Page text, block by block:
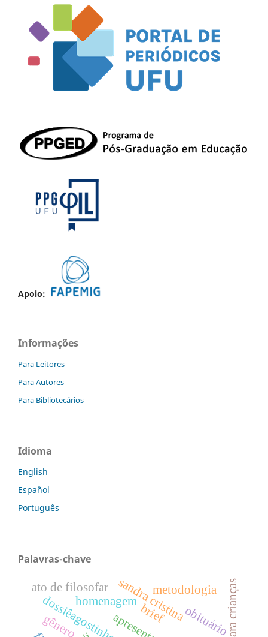
Apoio:
Informações
Para Leitores
Para Autores
Para Bibliotecários
Idioma
English
Español
Português
Palavras-chave
brief
sandra cristinaobituário
homenagem
ato de filosofar metodologia
gênero